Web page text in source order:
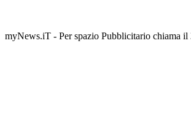
myNews.iT - Per spazio Pubblicitario chiama il